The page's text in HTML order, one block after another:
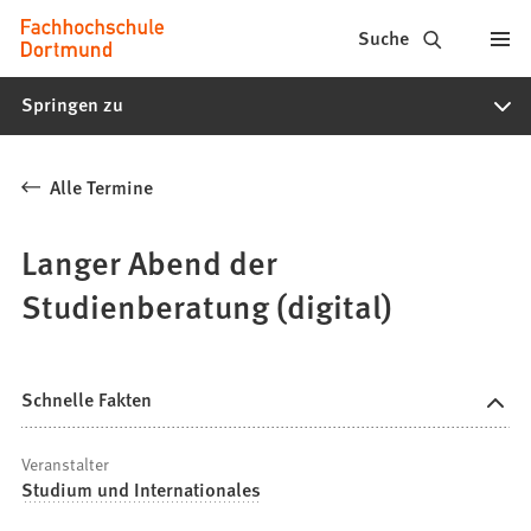
Inhalt anspringen
Fachhochschule
Dortmund
-
Studiengänge,
Bewerbung
Suche
Springen zu
Alle Termine
Langer Abend der
Studienberatung (digital)
Schnelle Fakten
Veranstalter
Studium und Internationales